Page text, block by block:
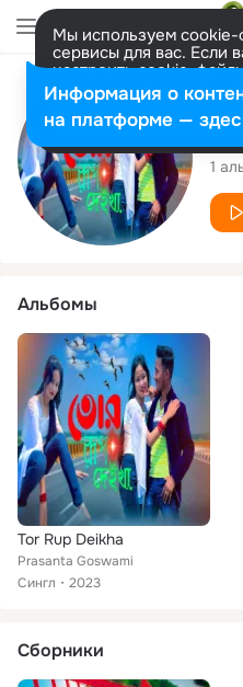
Мы используем cookie-
сервисы для вас. Если
настроить cookie-
представитель.
Разрешить все
1
Альбомы
Tor Rup Deikha
Prasanta Goswami
Сингл
2023
Сборники
Информация о
на платформе —